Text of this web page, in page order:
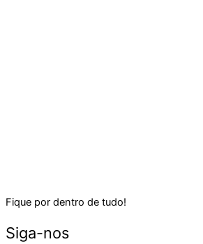
Fique por dentro de tudo!
Siga-nos